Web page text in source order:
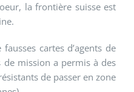
la frontière suisse est
cartes d’agents de
de mission a permis à des
de passer en zone